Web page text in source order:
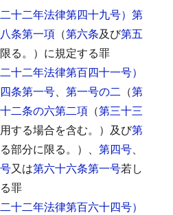
十二年法律第四十九号）第
条第一項 （第六条及び第五
る。）に規定する罪
十二年法律第百四十一号）
条第一号、 第一号の二 （第
二条の六第二項 （第三十三
する場合を含む。）及び第
部分に限る。）、 第四号、
又は第六十六条第一号若し
罪
十二年法律第百六十四号）